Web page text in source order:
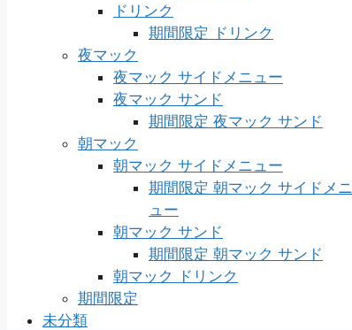
ドリンク
期間限定 ドリンク
夜マック
夜マック サイドメニュー
夜マック サンド
期間限定 夜マック サンド
朝マック
朝マック サイドメニュー
期間限定 朝マック サイドメニ
ュー
朝マック サンド
期間限定 朝マック サンド
朝マック ドリンク
期間限定
未分類